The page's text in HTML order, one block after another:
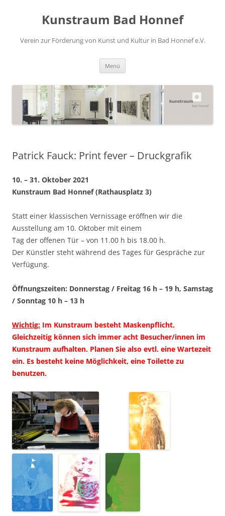
Kunstraum Bad Honnef
Verein zur Förderung von Kunst und Kultur in Bad Honnef e.V.
Menü
Patrick Fauck: Print fever – Druckgrafik
10. – 31. Oktober 2021
Kunstraum Bad Honnef (Rathausplatz 3)
Statt einer klassischen Vernissage eröffnen wir die
Ausstellung am 10. Oktober mit einem
Tag der offenen Tür – von 11.00 h bis 18.00 h.
Der Künstler steht während des Tages für Gespräche zur
Verfügung.
Öffnungszeiten: Donnerstag / Freitag 16 h – 19 h, Samstag
/ Sonntag 10 h – 13 h
Wichtig: Im Kunstraum besteht Maskenpflicht.
Gleichzeitig können sich immer acht Besucher/innen im
Kunstraum aufhalten. Planen Sie also evtl. eine Wartezeit
ein. Es besteht keine Möglichkeit, eine Toilette zu
benutzen.